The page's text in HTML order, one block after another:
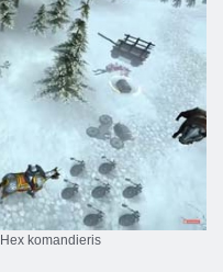
Hex komandieris